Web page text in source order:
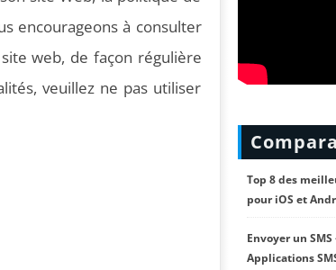
encourageons à consulter
web, de façon régulière
veuillez ne pas utiliser
Top 8 des
pour iOS et
Envoyer un
Applications